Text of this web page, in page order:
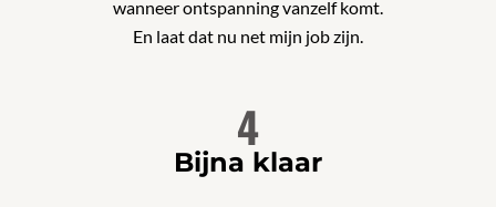
wanneer ontspanning vanzelf komt.
En laat dat nu net mijn job zijn.
4
Bijna klaar